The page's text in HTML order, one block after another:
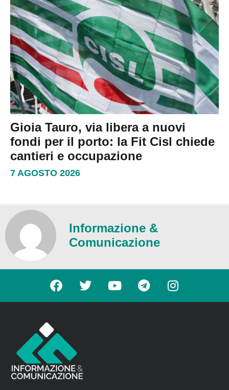
Gioia Tauro, via libera a nuovi
fondi per il porto: la Fit Cisl chiede
cantieri e occupazione
7 AGOSTO 2026
Informazione &
Comunicazione